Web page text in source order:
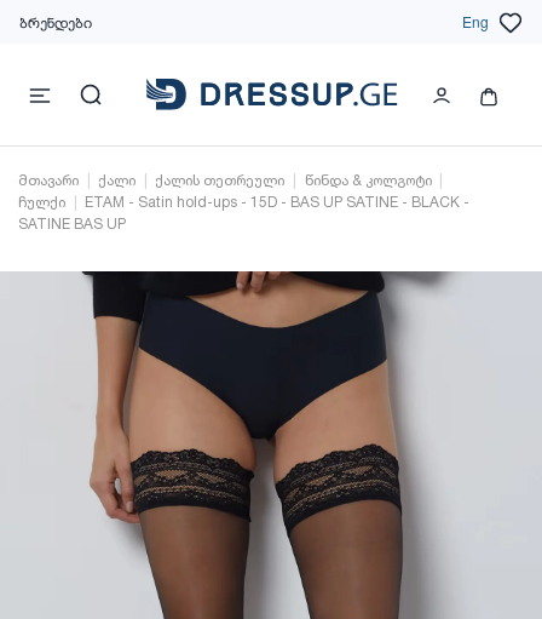
ბრენდები Eng
მთავარი ქალი ქალის თეთრეული
წინდა & კოლგოტი
ჩულქი
ETAM - Satin hold-ups - 15D - BAS UP SATINE - BLACK -
SATINE BAS UP